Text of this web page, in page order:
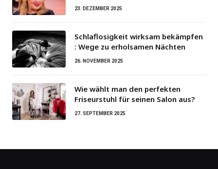
23. DEZEMBER 2025
Schlaflosigkeit wirksam bekämpfen
: Wege zu erholsamen Nächten
26. NOVEMBER 2025
Wie wählt man den perfekten
Friseurstuhl für seinen Salon aus?
27. SEPTEMBER 2025